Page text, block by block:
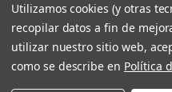
Utilizamos cookies (y otras
recopilar datos a fin de
utilizar nuestro sitio web,
como se describe en Política